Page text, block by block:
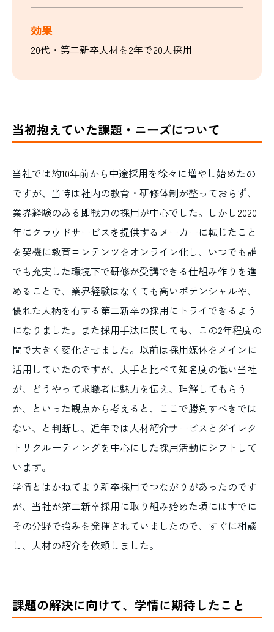
効果
20代・第二新卒人材を2年で20人採用
当初抱えていた課題・ニーズについて
当社では約10年前から中途採用を徐々に増やし始めたの
ですが、当時は社内の教育・研修体制が整っておらず、
業界経験のある即戦力の採用が中心でした。しかし2020
年にクラウドサービスを提供するメーカーに転じたこと
を契機に教育コンテンツをオンライン化し、いつでも誰
でも充実した環境下で研修が受講できる仕組み作りを進
めることで、業界経験はなくても高いポテンシャルや、
優れた人柄を有する第二新卒の採用にトライできるよう
になりました。また採用手法に関しても、この2年程度の
間で大きく変化させました。以前は採用媒体をメインに
活用していたのですが、大手と比べて知名度の低い当社
が、どうやって求職者に魅力を伝え、理解してもらう
か、といった観点から考えると、ここで勝負すべきでは
ない、と判断し、近年では人材紹介サービスとダイレク
トリクルーティングを中心にした採用活動にシフトして
います。
学情とはかねてより新卒採用でつながりがあったのです
が、当社が第二新卒採用に取り組み始めた頃にはすでに
その分野で強みを発揮されていましたので、すぐに相談
し、人材の紹介を依頼しました。
課題の解決に向けて、学情に期待したこと